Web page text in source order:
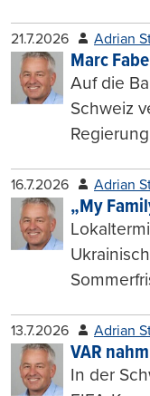
21.7.2026 Adrian
Marc
Auf die
Schweiz
16.7.2026 Adrian
„My
13.7.2026 Adrian
VAR
In der